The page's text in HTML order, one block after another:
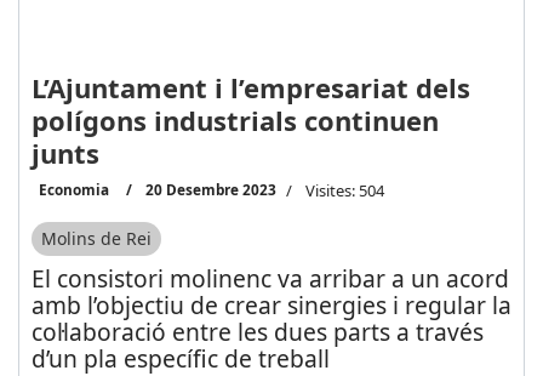
L’Ajuntament i l’empresariat dels
polígons industrials continuen
junts
Economia 20 Desembre 2023 Visites: 504
Molins de Rei
El consistori molinenc va arribar a un acord
amb l’objectiu de crear sinergies i regular la
col·laboració entre les dues parts a través
d’un pla específic de treball